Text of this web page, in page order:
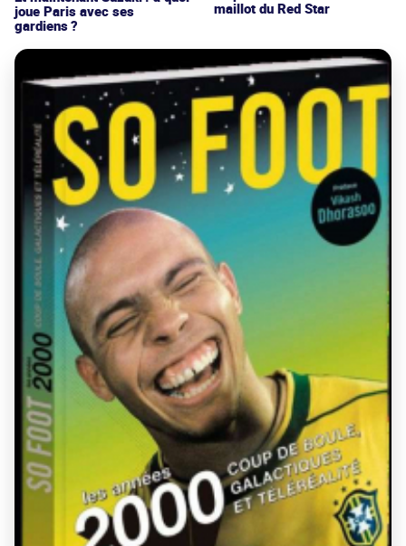
joue Paris avec ses
gardiens ?
maillot du Red Star